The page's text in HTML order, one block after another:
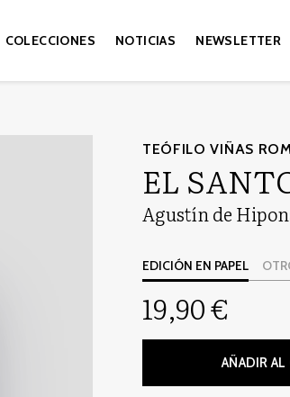
COLECCIONES NOTICIAS NEWSLETTER
TEÓFILO VIÑAS
EL
Agustín de
EDICIÓN EN PAPEL
19,90 €
AÑADIR